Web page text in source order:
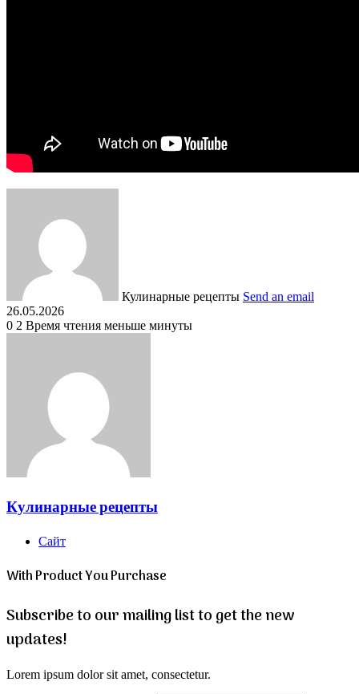
Кулинарные рецепты Send an email
26.05.2026
0 2 Время чтения меньше минуты
Кулинарные рецепты
Сайт
With Product You Purchase
Subscribe to our mailing list to get the new
updates!
Lorem ipsum dolor sit amet, consectetur.